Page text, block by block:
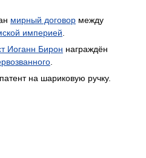
мирный договор между
империей
Иоганн Бирон награждён
на шариковую ручку.